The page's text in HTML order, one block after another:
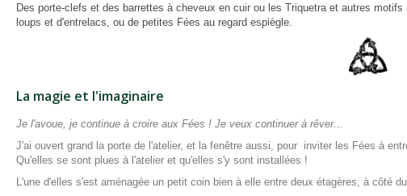
Des porte-clefs et des barrettes à cheveux en cuir ou les Triquetra et autres
loups et d'entrelacs, ou de petites Fées au regard espiègle.
La magie et l'imaginaire
Je l'avoue, je continue à croire aux Fées ! Je veux continuer à rêver...
J'ai ouvert grand la porte de l'atelier, et la fenêtre aussi, pour inviter les Fées à
Qu'elles se sont plues à l'atelier et qu'elles s'y sont installées !
L'une d'elles s'est aménagée un petit coin bien à elle entre deux étagères, à côté